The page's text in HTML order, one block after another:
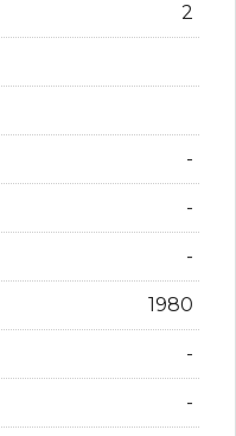
2
-
-
-
1980
-
-